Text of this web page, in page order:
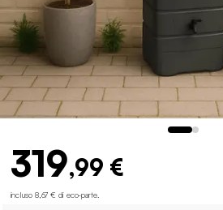
319,99 €
incluso 8,67 € di eco-parte.